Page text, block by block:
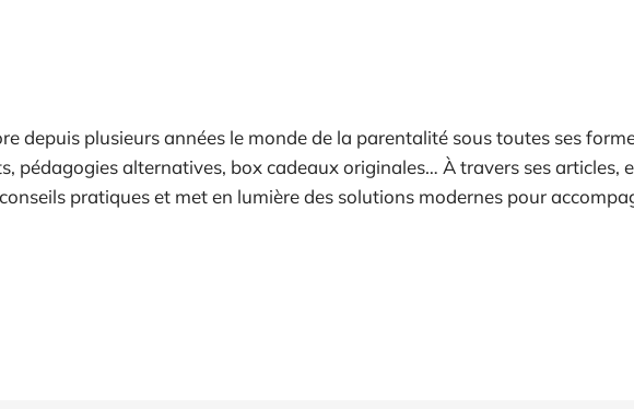
depuis plusieurs années le monde de la parentalité sous toutes ses
pédagogies alternatives, box cadeaux originales… À travers ses articles,
pratiques et met en lumière des solutions modernes pour